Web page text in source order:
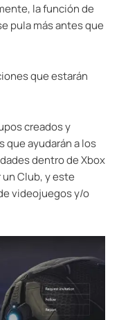
la función de
pula más antes que
que estarán
creados y
que ayudarán a los
dentro de Xbox
Club, y este
videojuegos y/o